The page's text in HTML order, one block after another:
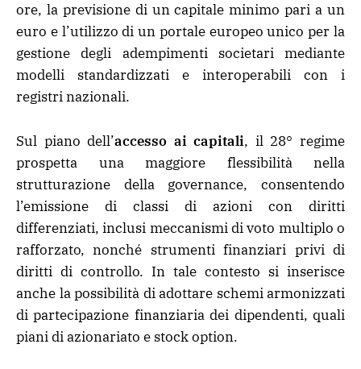
ore, la previsione di un capitale minimo pari a un
euro e l’utilizzo di un portale europeo unico per la
gestione degli adempimenti societari mediante
modelli standardizzati e interoperabili con i
registri nazionali.
Sul piano dell’accesso ai capitali, il 28° regime
prospetta una maggiore flessibilità nella
strutturazione della governance, consentendo
l’emissione di classi di azioni con diritti
differenziati, inclusi meccanismi di voto multiplo o
rafforzato, nonché strumenti finanziari privi di
diritti di controllo. In tale contesto si inserisce
anche la possibilità di adottare schemi armonizzati
di partecipazione finanziaria dei dipendenti, quali
piani di azionariato e stock option.